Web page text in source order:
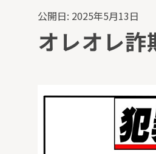
公開日: 2025年5月13日
オレオレ詐